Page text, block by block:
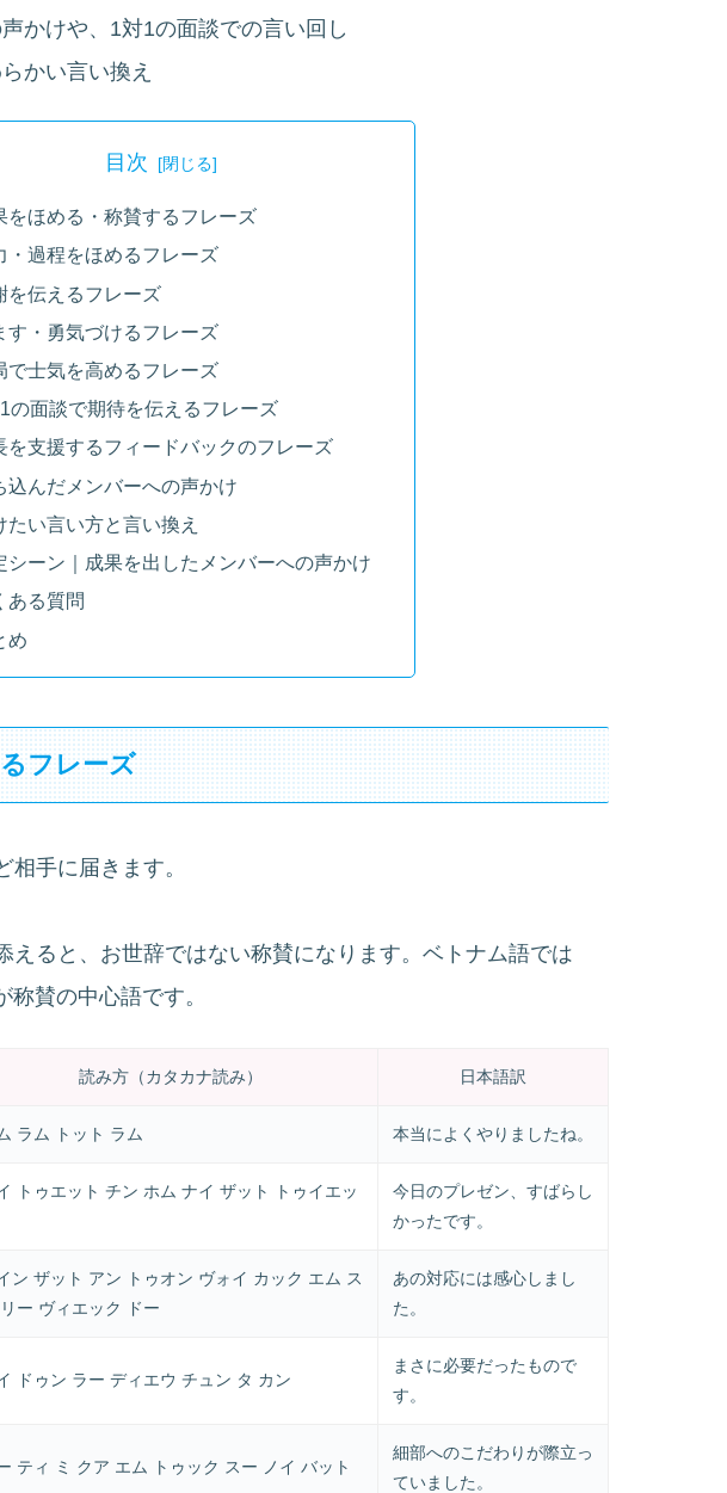
かけや、1対1の面談での言い回し
かい言い換え
目次
をほめる・称賛するフレーズ
・過程をほめるフレーズ
を伝えるフレーズ
す・勇気づけるフレーズ
で士気を高めるフレーズ
の面談で期待を伝えるフレーズ
を支援するフィードバックのフレーズ
込んだメンバーへの声かけ
たい言い方と言い換え
シーン｜成果を出したメンバーへの声かけ
ある質問
め
フレーズ
手に届きます。
えると、お世辞ではない称賛になります。ベトナム語では
賛の中心語です。
読み方（カタカナ読み） 日本語訳
ラム トット ラム 本当によくやりましたね。
トゥエット チン ホム ナイ ザット トゥイエッ
今日のプレゼン、すばらし
かったです。
ン ザット アン トゥオン ヴォイ カック エム ス
ー ヴィエック ドー
あの対応には感心しまし
た。
ドゥン ラー ディエウ チュン タ カン
まさに必要だったもので
す。
ティ ミ クア エム トゥック スー ノイ バット
細部へのこだわりが際立っ
ていました。